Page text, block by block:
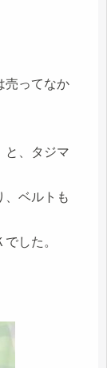
売ってなか
と、タジマ
、ベルトも
した。